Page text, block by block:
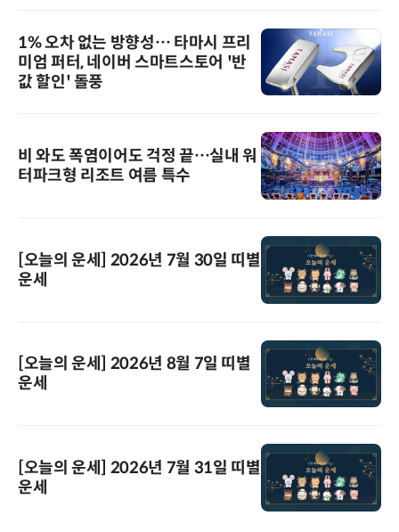
1% 오차 없는 방향성… 타마시 프리
미엄 퍼터, 네이버 스마트스토어 '반
값 할인' 돌풍
비 와도 폭염이어도 걱정 끝…실내 워
터파크형 리조트 여름 특수
[오늘의 운세] 2026년 7월 30일 띠별
운세
[오늘의 운세] 2026년 8월 7일 띠별
운세
[오늘의 운세] 2026년 7월 31일 띠별
운세